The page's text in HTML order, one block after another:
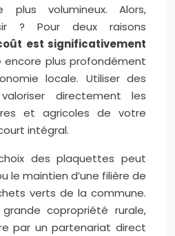
volumineux. Alors,
? Pour deux raisons
est significativement
encore plus profondément
locale. Utiliser des
directement les
et agricoles de votre
intégral.
des plaquettes peut
le maintien d’une filière de
verts de la commune.
copropriété rurale,
par un partenariat direct